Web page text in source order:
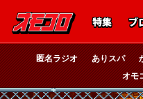
特集 ブ
匿名ラジオ ありスパ
オモ